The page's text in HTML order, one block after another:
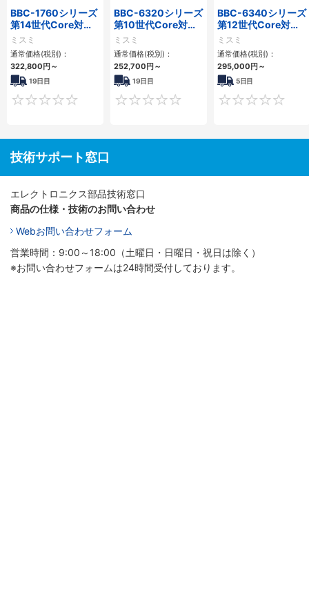
BBC-1760シリーズ
第14世代Core対応
小型フロアマウント
3PCIe
ミスミ
通常価格(税別)：
322,800円～
19日目
0
BBC-6320シリーズ
第10世代Core対応
小型フロアマウント
FAPC 2PCI・2PCIe
ミスミ
通常価格(税別)：
252,700円～
19日目
0
BBC-6340シリーズ
第12世代Core対応
小型フロアマウント
PC2PCI/2PCIe
ミスミ
通常価格(税別)：
295,000円～
5日目
技術サポート窓口
エレクトロニクス部品技術窓口
商品の仕様・技術のお問い合わせ
Webお問い合わせフォーム
営業時間：9:00～18:00（土曜日・日曜日・祝日は除く）
※お問い合わせフォームは24時間受付しております。